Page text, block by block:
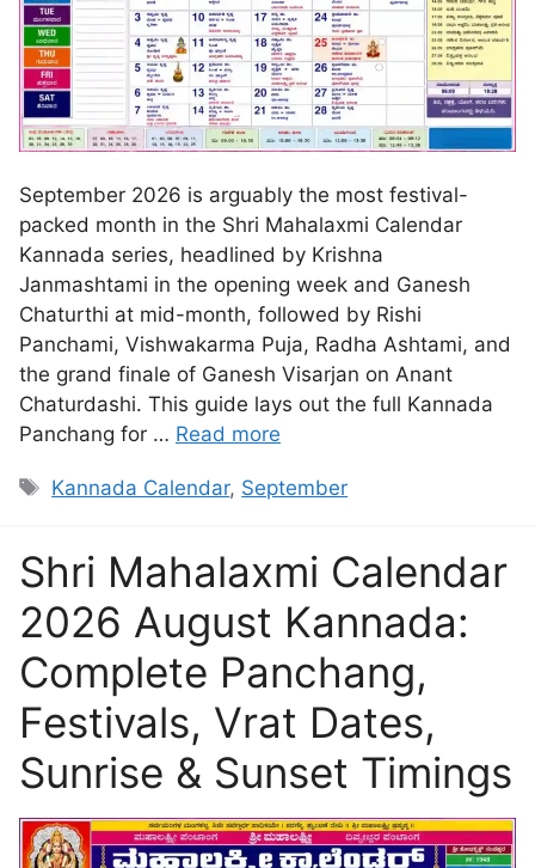
September 2026 is arguably the most festival-
packed month in the Shri Mahalaxmi Calendar
Kannada series, headlined by Krishna
Janmashtami in the opening week and Ganesh
Chaturthi at mid-month, followed by Rishi
Panchami, Vishwakarma Puja, Radha Ashtami, and
the grand finale of Ganesh Visarjan on Anant
Chaturdashi. This guide lays out the full Kannada
Panchang for … Read more
Kannada Calendar, September
Shri Mahalaxmi Calendar
2026 August Kannada:
Complete Panchang,
Festivals, Vrat Dates,
Sunrise & Sunset Timings